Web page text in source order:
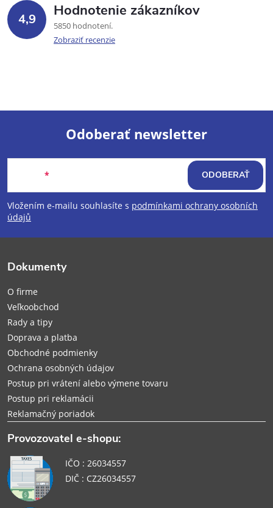
4,9 Hodnotenie zákazníkov
5850 hodnotení
Zobraziť recenzie
Z
á
p
e
Odoberať newsletter
Vložením e-mailu souhlasíte s podmínkami ochrany osobních
údajů
ODOBERAŤ
Dokumenty
O firme
Veľkoobchod
Rady a tipy
Doprava a platba
Obchodné podmienky
Ochrana osobných údajov
Postup pri vrátení alebo výmene tovaru
Postup pri reklamácii
Reklamačný poriadok
Provozovatel e-shopu:
IČO : 26034557
DIČ : CZ26034557